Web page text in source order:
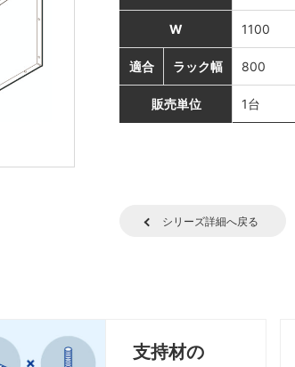
W 1100
適合 ラック幅 800
販売単位 1台
シリーズ詳細へ戻る
支持材の